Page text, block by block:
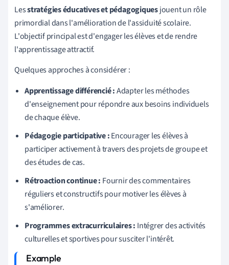
Lesstratégies éducatives et pédagogiquesjouent un rôle
primordial dans l'amélioration de l'assiduité scolaire.
L'objectif principal est d'engager les élèves et de rendre
l'apprentissage attractif.
Quelques approches à considérer :
Apprentissage différencié :Adapter les méthodes
d'enseignement pour répondre aux besoins individuels
de chaque élève.
Pédagogie participative :Encourager les élèves à
participer activement à travers des projets de groupe et
des études de cas.
Rétroaction continue : Fournir des commentaires
réguliers et constructifs pour motiver les élèves à
s'améliorer.
Programmes extracurriculaires : Intégrer des activités
culturelles et sportives pour susciter l'intérêt.